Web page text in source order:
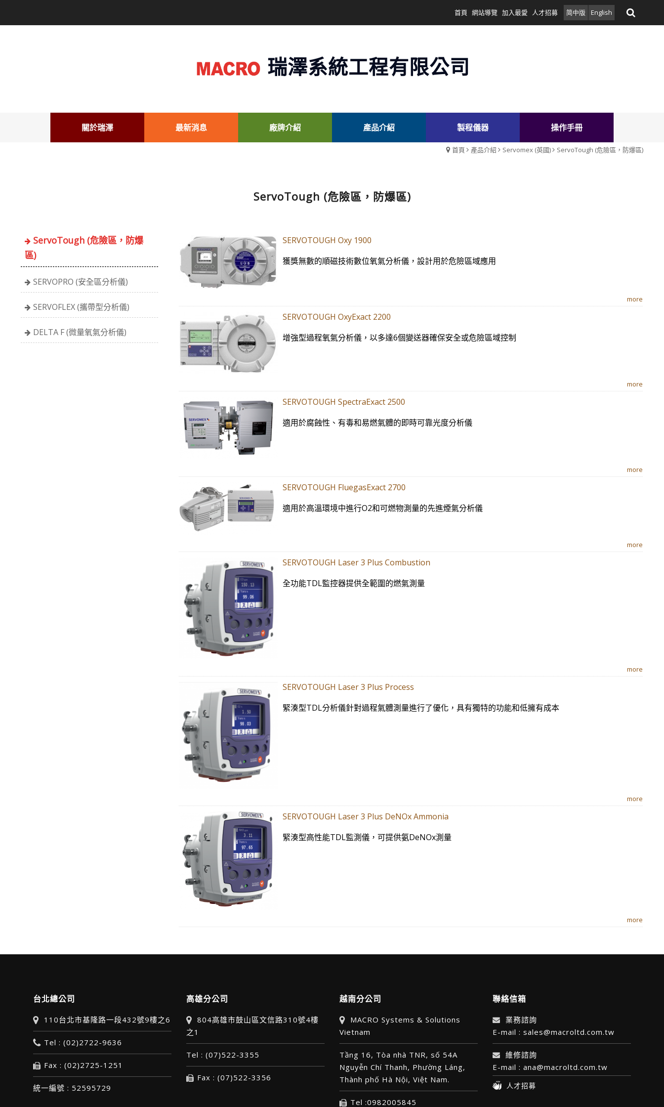
首頁 網站導覽 加入最愛 人才招募 简中版 English
瑞澤系統工程有限公司
關於瑞澤 最新消息 廠牌介紹 產品介紹 製程儀器 操作手冊
首頁 產品介紹 Servomex (英國) ServoTough (危險區，防爆區)
ServoTough (危險區，防爆區)
ServoTough (危險區，防爆
區)
SERVOPRO (安全區分析儀)
SERVOFLEX (攜帶型分析儀)
DELTA F (微量氧氣分析儀)
SERVOTOUGH Oxy 1900
獲獎無數的順磁技術數位氧氣分析儀，設計用於危險區域應用
more
SERVOTOUGH OxyExact 2200
增強型過程氧氣分析儀，以多達6個變送器確保安全或危險區域控制
more
SERVOTOUGH SpectraExact 2500
適用於腐蝕性、有毒和易燃氣體的即時可靠光度分析儀
more
SERVOTOUGH FluegasExact 2700
適用於高溫環境中進行O2和可燃物測量的先進煙氣分析儀
more
SERVOTOUGH Laser 3 Plus Combustion
全功能TDL監控器提供全範圍的燃氣測量
more
SERVOTOUGH Laser 3 Plus Process
緊湊型TDL分析儀針對過程氣體測量進行了優化，具有獨特的功能和低擁有成本
more
SERVOTOUGH Laser 3 Plus DeNOx Ammonia
緊湊型高性能TDL監測儀，可提供氨DeNOx測量
more
台北總公司
110台北市基隆路一段432號9樓之6
Tel : (02)2722-9636
Fax : (02)2725-1251
統一編號 : 52595729
高雄分公司
804高雄市鼓山區文信路310號4樓
之1
Tel : (07)522-3355
Fax : (07)522-3356
越南分公司
MACRO Systems & Solutions
Vietnam
Tầng 16, Tòa nhà TNR, số 54A
Nguyễn Chí Thanh, Phường Láng,
Thành phố Hà Nội, Việt Nam.
Tel :0982005845
聯絡信箱
業務諮詢
E-mail : sales@macroltd.com.tw
維修諮詢
E-mail : ana@macroltd.com.tw
人才招募